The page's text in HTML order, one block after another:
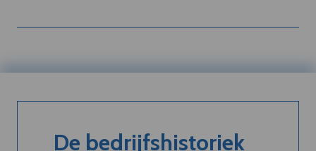
De bedrijfshistoriek